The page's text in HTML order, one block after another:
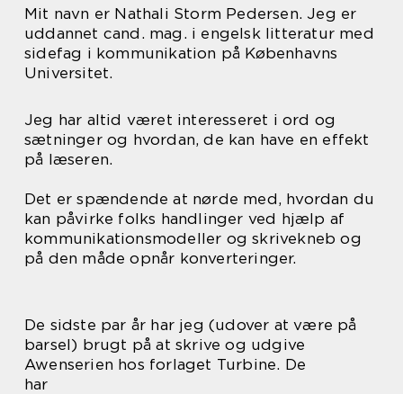
Mit navn er Nathali Storm Pedersen. Jeg er
uddannet cand. mag. i engelsk litteratur med
sidefag i kommunikation på Københavns
Universitet.
Jeg har altid været interesseret i ord og
sætninger og hvordan, de kan have en effekt
på læseren.
Det er spændende at nørde med, hvordan du
kan påvirke folks handlinger ved hjælp af
kommunikationsmodeller og skrivekneb og
på den måde opnår konverteringer.
De sidste par år har jeg (udover at være på
barsel) brugt på at skrive og udgive
Awenserien hos forlaget Turbine. De
har